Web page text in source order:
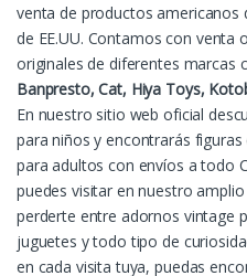
venta de productos americanos
de EE.UU. Contamos con venta
originales de diferentes marcas
Banpresto, Cat, Hiya Toys,
En nuestro sitio web oficial
para niños y encontrarás
para adultos con envíos a todo
puedes visitar en nuestro
perderte entre adornos vintage
juguetes y todo tipo de
en cada visita tuya, puedas